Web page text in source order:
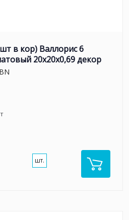
в кор) Валлорис 6
20x20x0,69 декор
шт.